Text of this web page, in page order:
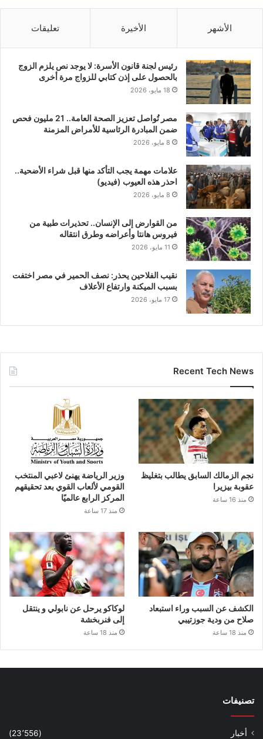
الأشهر الأخيرة تعليقات
رئيس لجنة قانون الأسرة: لا يوجد نص يلزم الزوج
بالحصول على إذن كتابي للزواج مرة أخرى
18 مايو، 2026
مصر تُواصل تعزيز الصحة العامة.. 21 مليون فحص
ضمن المبادرة الرئاسية للأمراض المزمنة
8 مايو، 2026
علامات مهمة يجب التأكد منها قبل شراء الأضحية..
احذر هذه العيوب (فيديو)
8 مايو، 2026
من القوارض إلى الإنسان.. تحذيرات طبية من
فيروس هانتا وأعراضه وطرق انتقاله
11 مايو، 2026
نقيب الفلاحين يحذر: نصف الحمير في مصر اختفت
بسبب الميكنة وارتفاع الأعلاف
17 مايو، 2026
Recent Tech News
نجم الزمالك السابق يطالب بتغليظ
عقوبة بيزيرا
منذ 16 ساعة
وزير الرياضة يهنئ لاعبي المنتخب
القومي لألعاب القوي بعد تحقيقهم
المركز الرابع عالميًا
منذ 17 ساعة
الكشف عن السبب وراء استبعاد
صلاح من ودية جوزتيبي
منذ 18 ساعة
لوكاكو يرحل عن نابولي و ينتقل
إلى فنربخشة
منذ 18 ساعة
تصنيفات
أخبار
(23٬556)